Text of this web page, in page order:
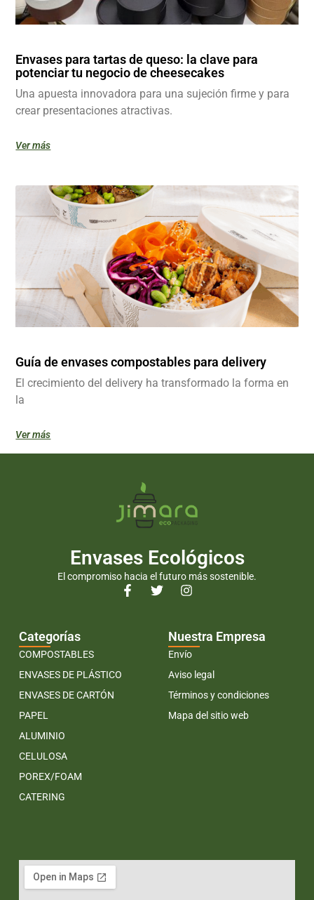
Envases para tartas de queso: la clave para
potenciar tu negocio de cheesecakes
Una apuesta innovadora para una sujeción firme y para
crear presentaciones atractivas.
Ver más
Guía de envases compostables para delivery
El crecimiento del delivery ha transformado la forma en
la
Ver más
Envases Ecológicos
El compromiso hacia el futuro más sostenible.
Categorías
COMPOSTABLES
ENVASES DE PLÁSTICO
ENVASES DE CARTÓN
PAPEL
ALUMINIO
CELULOSA
POREX/FOAM
CATERING
Nuestra Empresa
Envío
Aviso legal
Términos y condiciones
Mapa del sitio web